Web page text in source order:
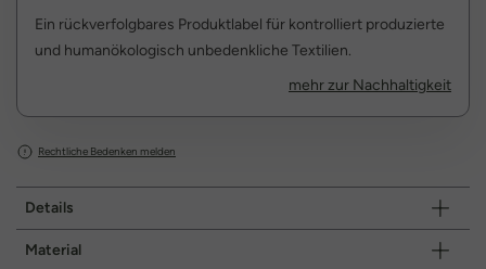
Ein rückverfolgbares Produktlabel für kontrolliert produzierte
und humanökologisch unbedenkliche Textilien.
mehr zur Nachhaltigkeit
Rechtliche Bedenken melden
Details
Material